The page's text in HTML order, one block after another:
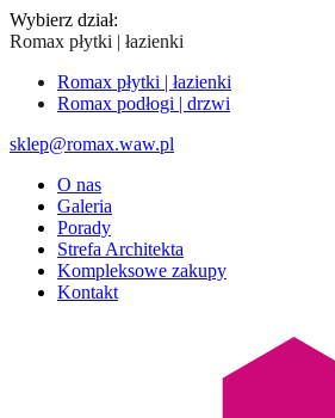
Wybierz dział:
Romax płytki | łazienki
Romax płytki | łazienki
Romax podłogi | drzwi
sklep@romax.waw.pl
O nas
Galeria
Porady
Strefa Architekta
Kompleksowe zakupy
Kontakt